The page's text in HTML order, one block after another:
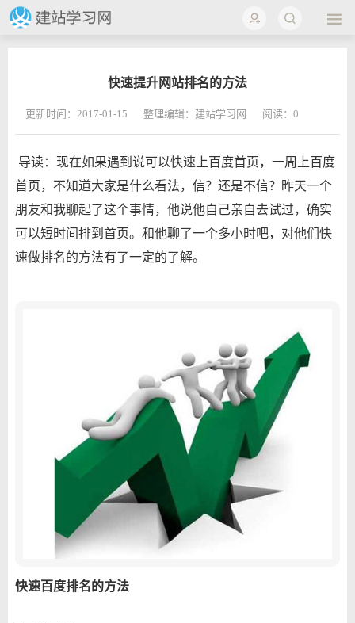
快速提升网站排名的方法
更新时间：2017-01-15 整理编辑：建站学习网 阅读： 0
导读：现在如果遇到说可以快速上百度首页，一周上百度
首页，不知道大家是什么看法，信？还是不信？昨天一个
朋友和我聊起了这个事情，他说他自己亲自去试过，确实
可以短时间排到首页。和他聊了一个多小时吧，对他们快
速做排名的方法有了一定的了解。
快速百度排名的方法